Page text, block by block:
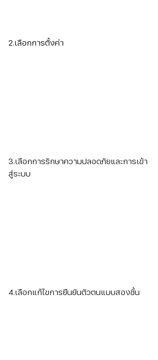
2.เลือกการตั้งค่า
3.เลือกการรักษาความปลอดภัยและการเข้า
สู่ระบบ
4.เลือกแก้ไขการยืนยันตัวตนแบบสองชั้น